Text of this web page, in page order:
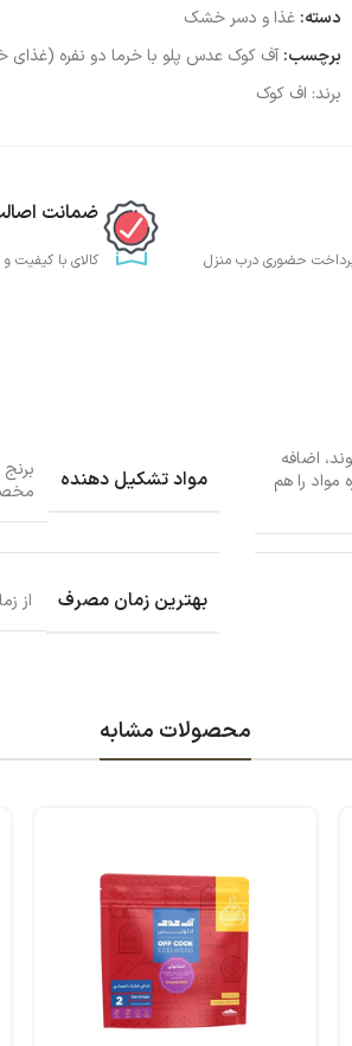
دسته: غذا و دسر خشک
برچسب: آف کوک عدس پلو با خرما دو نفره
برند: اف کوک
پرداخت حضوری درب منزل
ضمانت
کالای با کیفیت
اضافه
دوباره مواد را هم
مواد تشکیل دهنده
بهترین زمان مصرف از
محصولات مشابه